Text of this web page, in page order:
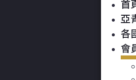
首
亞
各
會